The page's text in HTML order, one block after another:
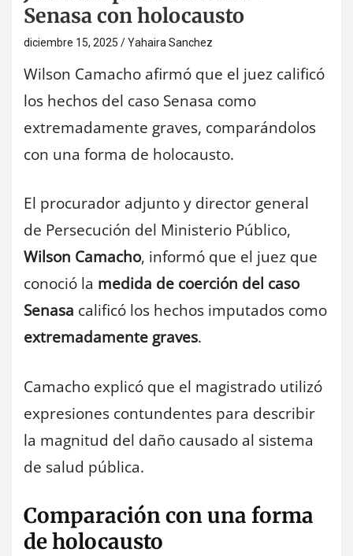
Senasa con holocausto
diciembre 15, 2025 Yahaira Sanchez
Wilson Camacho afirmó que el juez calificó
los hechos del caso Senasa como
extremadamente graves, comparándolos
con una forma de holocausto.
El procurador adjunto y director general
de Persecución del Ministerio Público,
Wilson Camacho, informó que el juez que
conoció la medida de coerción del caso
Senasa calificó los hechos imputados como
extremadamente graves.
Camacho explicó que el magistrado utilizó
expresiones contundentes para describir
la magnitud del daño causado al sistema
de salud pública.
Comparación con una forma
de holocausto